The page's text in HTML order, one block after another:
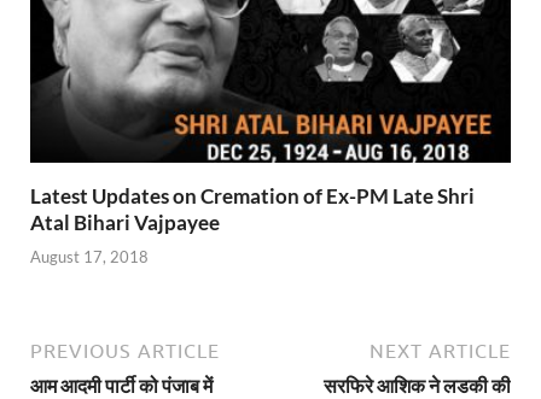
Latest Updates on Cremation of Ex-PM Late Shri
Atal Bihari Vajpayee
August 17, 2018
PREVIOUS ARTICLE
आम आदमी पार्टी को पंजाब में
NEXT ARTICLE
सरफिरे आशिक ने लडकी की